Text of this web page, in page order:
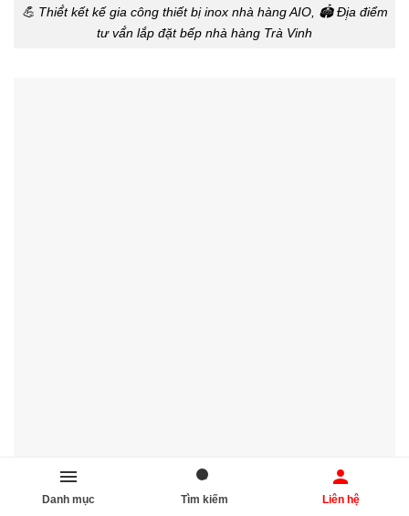
💪 Thiế́t kết kế gia công thiết bị inox nhà hàng AIO, 🏟️ Đị̣a điểm
tư vấ́n lắp đặt bếp nhà hàng Trà Vinh
🎉📷 Thiết kế sản xuất thiết bị nhà bếp inox AIO, 🌟 Đị̣a điểm lắp
đặt bếp nhà hàng inox Hưng Yên
Danh mục Tìm kiếm Liên hệ